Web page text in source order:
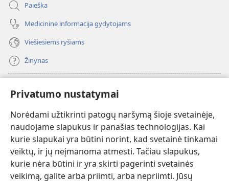
Privatumo nustatymai
Norėdami užtikrinti patogų naršymą šioje svetainėje,
naudojame slapukus ir panašias technologijas. Kai
kurie slapukai yra būtini norint, kad svetainė tinkamai
veiktų, ir jų neįmanoma atmesti. Tačiau slapukus,
kurie nėra būtini ir yra skirti pagerinti svetainės
veikimą, galite arba priimti, arba nepriimti. Jūsų
Paieška
Medicininė informacija gydytojams
Viešiesiems ryšiams
Žinynas
(atsiveria
naujas
langas)Sargybos bokšto INTERNETINĖ BIBLIOTEKA
(atsiveria
naujas
langas)JW Hub ®
(atsiveria
naujas
langas)JW Library